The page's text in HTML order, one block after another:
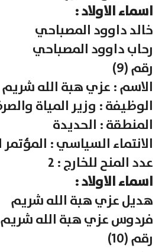
اسماء الاولاد :
خالد داوود المصباحي
رحاب داوود المصباحي
رقم (9)
الاسم : عزي هبة الله شريم
الوظيفة : وزير المياة
المنطقة : الحديدة
الانتماء السياسي :
عدد المنح للخارج : 2
اسماء الاولاد :
هديل عزي هبة الله شريم
فردوس عزي هبة الله شريم
رقم (10)